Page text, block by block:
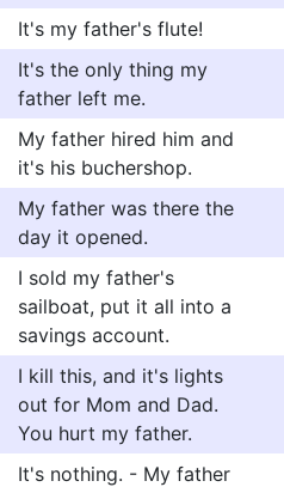
It's my father's flute!
It's the only thing my
father left me.
My father hired him and
it's his buchershop.
My father was there the
day it opened.
I sold my father's
sailboat, put it all into a
savings account.
I kill this, and it's lights
out for Mom and Dad.
You hurt my father.
It's nothing. - My father